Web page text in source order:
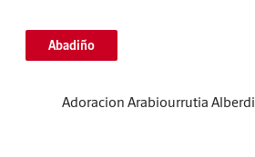
Abadiño
Adoracion Arabiourrutia Alberdi